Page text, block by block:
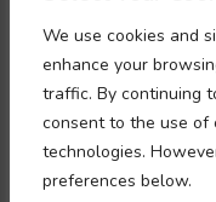
We use cookies and
enhance your
traffic. By continuing
consent to the use of
technologies.
preferences below.
POLICIES
PERSONVERNERKLÆRING
INFORMASJONSKAPSLER
MEMORANDUM OM
PERSONOPPLYSNINGER
TILLEGG FOR